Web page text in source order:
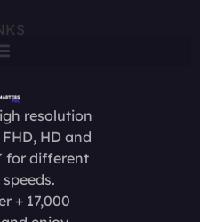
resolution
HD and
for different
+ 17,000